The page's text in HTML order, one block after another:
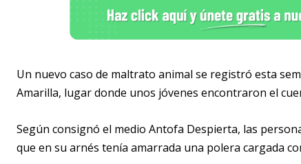
Un nuevo caso de maltrato animal se registró esta
Amarilla, lugar donde unos jóvenes encontraron el
Según consignó el medio Antofa Despierta, las
que en su arnés tenía amarrada una polera cargada